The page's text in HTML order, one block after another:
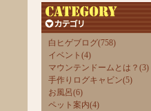
白ヒゲブログ(758)
イベント(4)
マウンテンドームとは？(3)
手作りログキャビン(5)
お風呂(6)
ペット案内(4)